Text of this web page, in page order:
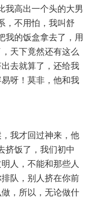
我高出一个头的大男
，不用怕，我叫舒
我的饭盒拿去了，用
天下竟然还有这么
去就算了，还给我
呀！莫非，他和我
我才回过神来，他
挤饭了，我们初中
人，不能和那些人
队，别人挤在你前
，所以，无论做什